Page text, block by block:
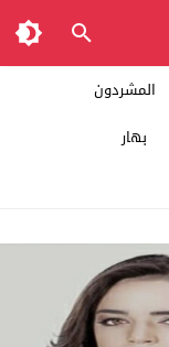
المشردون
بهار